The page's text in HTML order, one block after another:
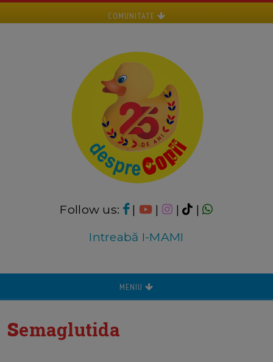
COMUNITATE
Follow us: | | |
|
Intreabă I-MAMI
MENIU
semaglutida